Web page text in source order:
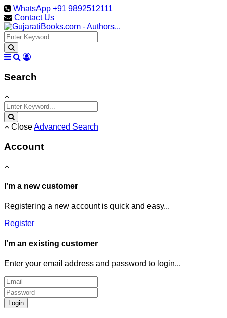
WhatsApp +91 9892512111
Contact Us
Search
CloseAdvanced Search
Account
I'm a new customer
Registering a new account is quick and easy...
Register
I'm an existing customer
Enter your email address and password to login...
Login